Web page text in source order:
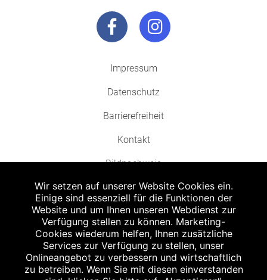
Impressum
Datenschutz
Barrierefreiheit
Kontakt
Bildnachweis
Abgabe in haushaltsüblichen Mengen, solange der Vorrat reicht. Für Druck-
und Satzfehler keine Haftung.
Zu Risiken und Nebenwirkungen lesen Sie die Packungsbeilage und fragen
Sie Ihren Arzt oder Apotheker.
Wir setzen auf unserer Website Cookies ein.
Einige sind essenziell für die Funktionen der
Website und um Ihnen unseren Webdienst zur
Verfügung stellen zu können. Marketing-
Cookies wiederum helfen, Ihnen zusätzliche
Services zur Verfügung zu stellen, unser
Onlineangebot zu verbessern und wirtschaftlich
zu betreiben. Wenn Sie mit diesen einverstanden